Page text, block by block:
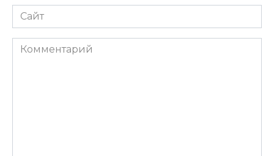
Сайт
Комментарий